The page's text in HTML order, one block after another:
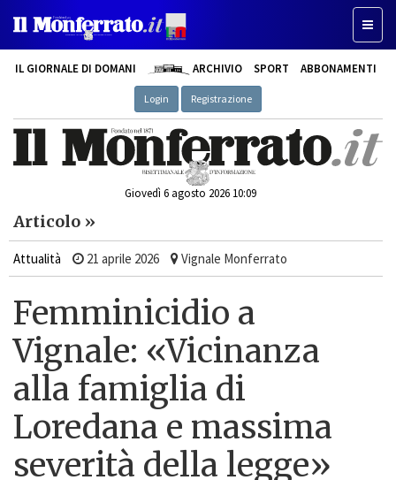
IL GIORNALE DI DOMANI ARCHIVIO SPORT ABBONAMENTI
Login Registrazione
Giovedì 6 agosto 2026 10:09
Articolo »
Attualità 21 aprile 2026 Vignale Monferrato
Femminicidio a
Vignale: «Vicinanza
alla famiglia di
Loredana e massima
severità della legge»